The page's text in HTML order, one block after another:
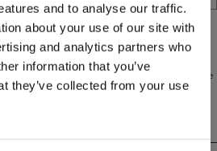
and to analyse our traffic.
about your use of our site with
and analytics partners who
information that you’ve
they’ve collected from your use
Define Seamless ist eine unserer
ist leicht zu verstehen, warum. Das nahtlose
Das Ergebnis ist Kleidung mit
Passform. Tights, Sport-BHs und Tops in
für erhöhte Bewegungsfreiheit beim